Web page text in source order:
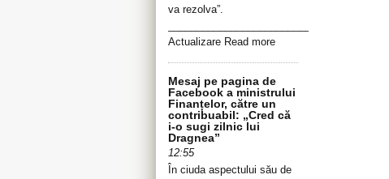
va rezolva”.
Actualizare Read more
Mesaj pe pagina de
Facebook a ministrului
Finanțelor, către un
contribuabil: „Cred că
i-o sugi zilnic lui
Dragnea”
12:55
În ciuda aspectului său de